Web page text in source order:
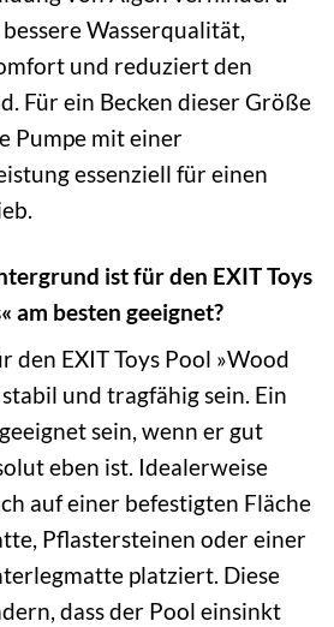
Wasserqualität,
und reduziert den
Für ein Becken dieser Größe
Pumpe mit einer
essenziell für einen
ist für den EXIT Toys
am besten geeignet?
den EXIT Toys Pool »Wood
und tragfähig sein. Ein
sein, wenn er gut
eben ist. Idealerweise
auf einer befestigten Fläche
Pflastersteinen oder einer
platziert. Diese
dass der Pool einsinkt